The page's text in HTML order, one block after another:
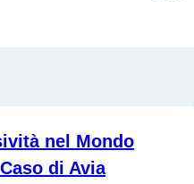
nel Mondo
di Avia